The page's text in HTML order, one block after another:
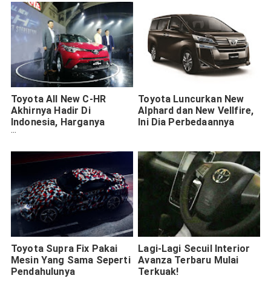
Toyota All New C-HR
Akhirnya Hadir Di
Indonesia, Harganya
Mengejutkan Sekali
Toyota Luncurkan New
Alphard dan New Vellfire,
Ini Dia Perbedaannya
Toyota Supra Fix Pakai
Mesin Yang Sama Seperti
Pendahulunya
Lagi-Lagi Secuil Interior
Avanza Terbaru Mulai
Terkuak!